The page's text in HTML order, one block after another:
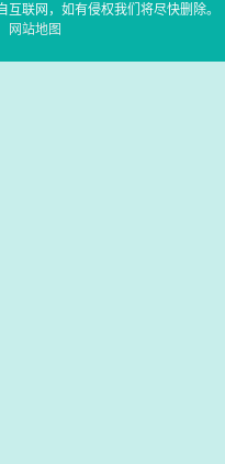
联网，如有侵权我们将尽快删除。
网站地图